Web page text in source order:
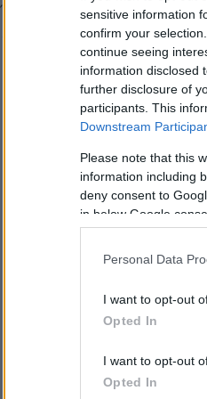
sensitive information
confirm your
continue seeing
information disclosed
further disclosure of
participants. This
Downstream
Please note that this
information including
deny consent to
in below Google
Personal Data
I want to opt-out
Opted In
I want to opt-out
Opted In
Όπως φαίνεται από αυτά
δίνοντας μια εικόνα που